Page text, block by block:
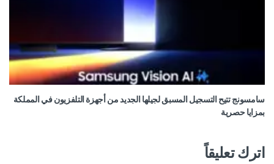
سامسونج تتيح التسجيل المسبق لجيلها الجديد من أجهزة التلفزيون في المملكة
بمزايا حصرية
اترك تعليقاً